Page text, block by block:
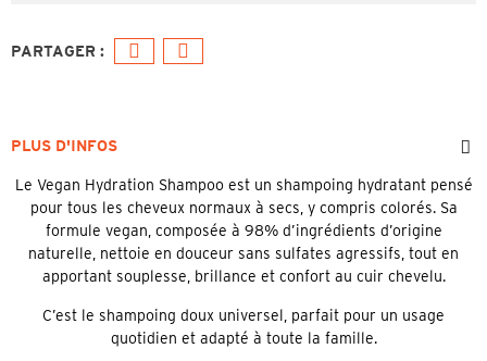
PLUS D'INFOS
Le Vegan Hydration Shampoo est un shampoing hydratant pensé
pour tous les cheveux normaux à secs, y compris colorés. Sa
formule vegan, composée à 98% d’ingrédients d’origine
naturelle, nettoie en douceur sans sulfates agressifs, tout en
apportant souplesse, brillance et confort au cuir chevelu.
C’est le shampoing doux universel, parfait pour un usage
quotidien et adapté à toute la famille.